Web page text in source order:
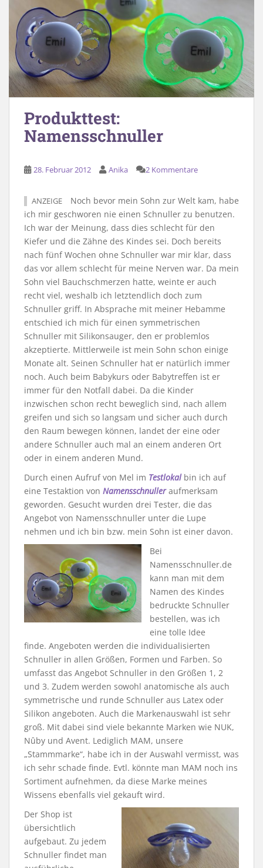
Produkttest:
Namensschnuller
28. Februar 2012 Anika 2 Kommentare
ANZEIGE
Noch bevor mein Sohn zur Welt kam, habe
ich mir geschworen nie einen Schnuller zu benutzen.
Ich war der Meinung, dass dies schlecht für den
Kiefer und die Zähne des Kindes sei. Doch bereits
nach fünf Wochen ohne Schnuller war mir klar, dass
das vor allem schlecht für meine Nerven war. Da mein
Sohn viel Bauchschmerzen hatte, weinte er auch
recht viel, weshalb ich letztendlich doch zum
Schnuller griff. In Absprache mit meiner Hebamme
entschied ich mich für einen symmetrischen
Schnuller mit Silikonsauger, den er problemlos
akzeptierte. Mittlerweile ist mein Sohn schon einige
Monate alt. Seinen Schnuller hat er natürlich immer
noch. Auch beim Babykurs oder Babytreffen ist er
immer für den Notfall dabei. Da die Kinder
inzwischen schon recht beweglich sind, nach allem
greifen und sich so langsam und sicher auch durch
den Raum bewegen können, landet der eine oder
andere Schnuller auch mal an einem anderen Ort
oder in einem anderen Mund.
Durch einen Aufruf von Mel im Testlokalbin ich auf
eine Testaktion von Namensschnulleraufmerksam
geworden. Gesucht wurden drei Tester, die das
Angebot von Namensschnuller unter die Lupe
nehmen und ich bin bzw. mein Sohn ist einer davon.
Bei
Namensschnuller.de
kann man mit dem
Namen des Kindes
bedruckte Schnuller
bestellen, was ich
eine tolle Idee
finde. Angeboten werden die individualisierten
Schnuller in allen Größen, Formen und Farben. So
umfasst das Angebot Schnuller in den Größen 1, 2
und 3. Zudem werden sowohl anatomische als auch
symmetrische und runde Schnuller aus Latex oder
Silikon angeboten. Auch die Markenauswahl ist sehr
groß. Mit dabei sind viele bekannte Marken wie NUK,
Nûby und Avent. Lediglich MAM, unsere
„Stammmarke“, habe ich in der Auswahl vermisst, was
ich sehr schade finde. Evtl. könnte man MAM noch ins
Sortiment aufnehmen, da diese Marke meines
Wissens ebenfalls viel gekauft wird.
Der Shop ist
übersichtlich
aufgebaut. Zu jedem
Schnuller findet man